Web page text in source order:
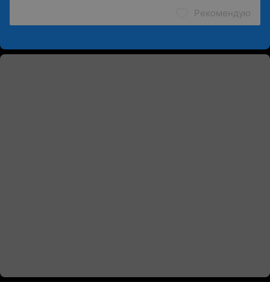
Рекомендую